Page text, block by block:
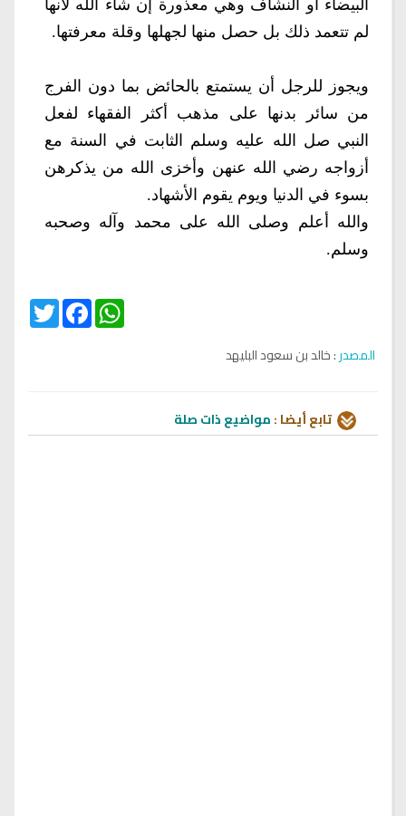
البيضاء أو النشاف وهي معذورة إن شاء الله لأنها
لم تتعمد ذلك بل حصل منها لجهلها وقلة معرفتها.
ويجوز للرجل أن يستمتع بالحائض بما دون الفرج
من سائر بدنها على مذهب أكثر الفقهاء لفعل
النبي صل الله عليه وسلم الثابت في السنة مع
أزواجه رضي الله عنهن وأخزى الله من يذكرهن
بسوء في الدنيا ويوم يقوم الأشهاد.
والله أعلم وصلى الله على محمد وآله وصحبه
وسلم.
Twitter
FacebookWhatsApp
المصدر: خالد بن سعود البليهد
تابع أيضا :مواضيع ذات صلة